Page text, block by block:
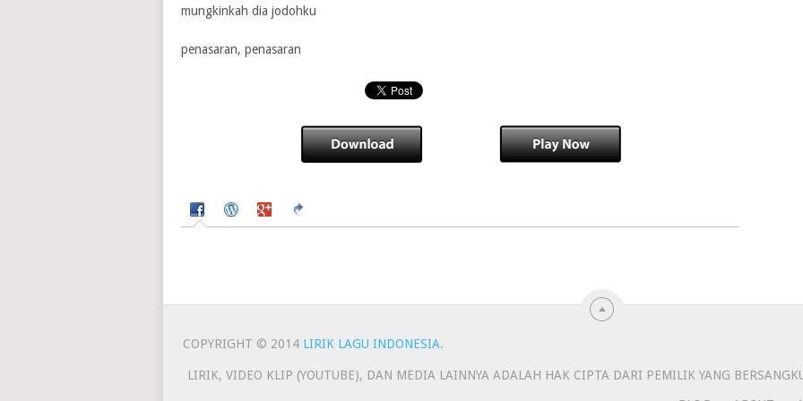
mungkinkah dia jodohku
penasaran, penasaran
COPYRIGHT © 2014 LIRIK LAGU INDONESIA.
LIRIK, VIDEO KLIP (YOUTUBE), DAN MEDIA LAINNYA ADALAH HAK CIPTA DARI PEMILIK YANG